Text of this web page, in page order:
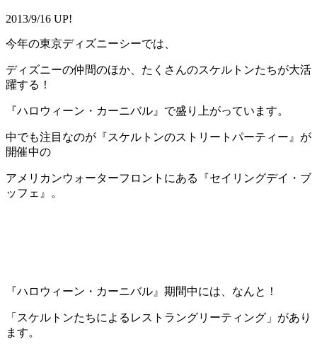
2013/9/16 UP!
今年の東京ディズニーシーでは、
ディズニーの仲間のほか、たくさんのスケルトンたちが大活
躍する！
『ハロウィーン・カーニバル』で盛り上がっています。
中でも注目なのが『スケルトンのストリートパーティー』が
開催中の
アメリカンウォーターフロントにある『セイリングデイ・ブ
ッフェ』。
『ハロウィーン・カーニバル』期間中には、なんと！
「スケルトンたちによるレストラングリーティング」があり
ます。